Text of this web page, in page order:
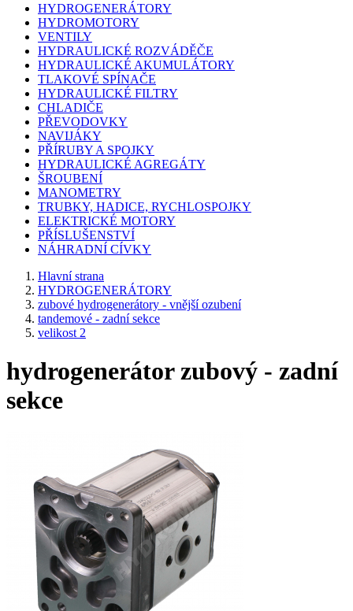
HYDROGENERÁTORY
HYDROMOTORY
VENTILY
HYDRAULICKÉ ROZVÁDĚČE
HYDRAULICKÉ AKUMULÁTORY
TLAKOVÉ SPÍNAČE
HYDRAULICKÉ FILTRY
CHLADIČE
PŘEVODOVKY
NAVIJÁKY
PŘÍRUBY A SPOJKY
HYDRAULICKÉ AGREGÁTY
ŠROUBENÍ
MANOMETRY
TRUBKY, HADICE, RYCHLOSPOJKY
ELEKTRICKÉ MOTORY
PŘÍSLUŠENSTVÍ
NÁHRADNÍ CÍVKY
Hlavní strana
HYDROGENERÁTORY
zubové hydrogenerátory - vnější ozubení
tandemové - zadní sekce
velikost 2
hydrogenerátor zubový - zadní
sekce